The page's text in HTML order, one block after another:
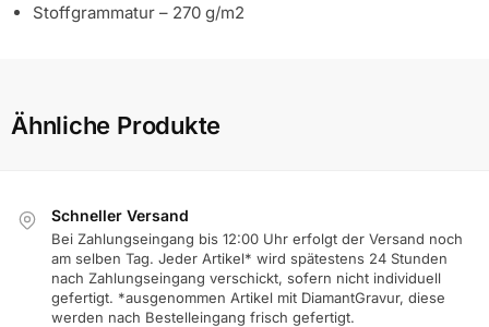
Stoffgrammatur – 270 g/m2
Ähnliche Produkte
Schneller Versand
Bei Zahlungseingang bis 12:00 Uhr erfolgt der Versand noch
am selben Tag. Jeder Artikel* wird spätestens 24 Stunden
nach Zahlungseingang verschickt, sofern nicht individuell
gefertigt. *ausgenommen Artikel mit DiamantGravur, diese
werden nach Bestelleingang frisch gefertigt.